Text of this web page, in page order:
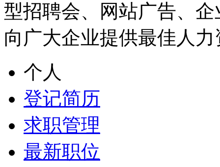
型招聘会、网站广告、
向广大企业提供最佳人
个人
登记简历
求职管理
最新职位